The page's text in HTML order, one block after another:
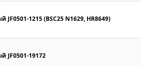
1215 (BSC25 N1629, HR8649)
JF0501-19172